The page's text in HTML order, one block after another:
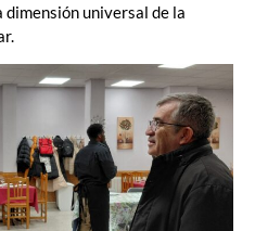
dimensión universal de la